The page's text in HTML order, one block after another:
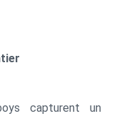
capturent un